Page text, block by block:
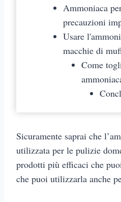
Ammoniaca
precauzioni
Usare
macchie di
Come
Sicuramente saprai che
utilizzata per le pulizie
prodotti più efficaci che
che puoi utilizzarla anche